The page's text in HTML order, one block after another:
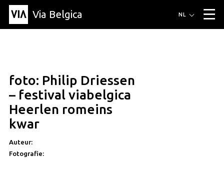
Via Belgica ▼
Artikel
Educatie
Recept
Vrienden
Over Via Belgica
Over Via Belgica
Onderzoek
Educatie
Vrienden
De gids
Organisatie
NL
foto: Philip Driessen
– festival viabelgica
Heerlen romeins
kwar
Auteur:
Fotografie: